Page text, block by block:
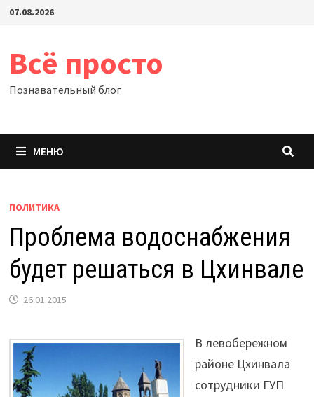
Перейти
07.08.2026
Всё просто
Познавательный блог
МЕНЮ
ПОЛИТИКА
Проблема водоснабжения
будет решаться в Цхинвале
26.01.2015
В левобережном
районе Цхинвала
сотрудники ГУП